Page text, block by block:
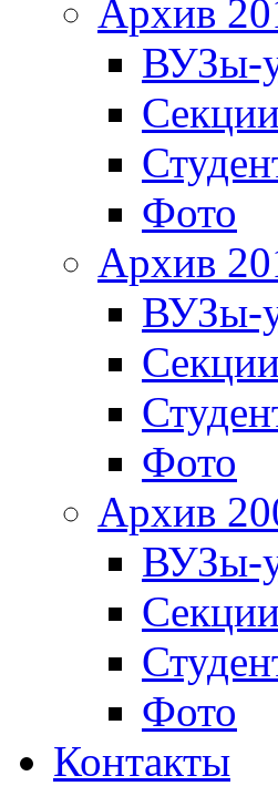
Архив
ВУЗы-
Секции
Фото
Архив
ВУЗы-
Секции
Фото
Архив
ВУЗы-
Секции
Фото
Контакты